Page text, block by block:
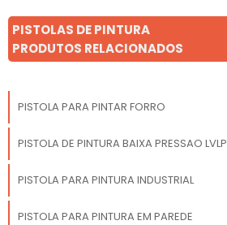
PISTOLAS DE PINTURA
PRODUTOS RELACIONADOS
PISTOLA PARA PINTAR FORRO
PISTOLA DE PINTURA BAIXA PRESSAO LVLP
PISTOLA PARA PINTURA INDUSTRIAL
PISTOLA PARA PINTURA EM PAREDE